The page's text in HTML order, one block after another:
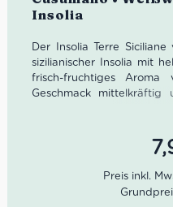
Insolia
Der Insolia Terre
sizilianischer Insolia mit
frisch-fruchtiges
Geschmack mittelkräftig
Trinktemperatur für den
bei 6 bis 8 °C. Er eignet
Genuss, harmoniert aber
Fischgerichten, Pasta mit